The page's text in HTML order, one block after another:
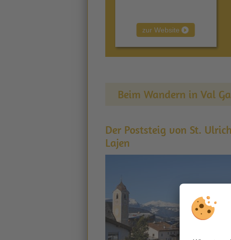
zur Website
Beim Wandern in Val
Der Poststeig von St.
Lajen